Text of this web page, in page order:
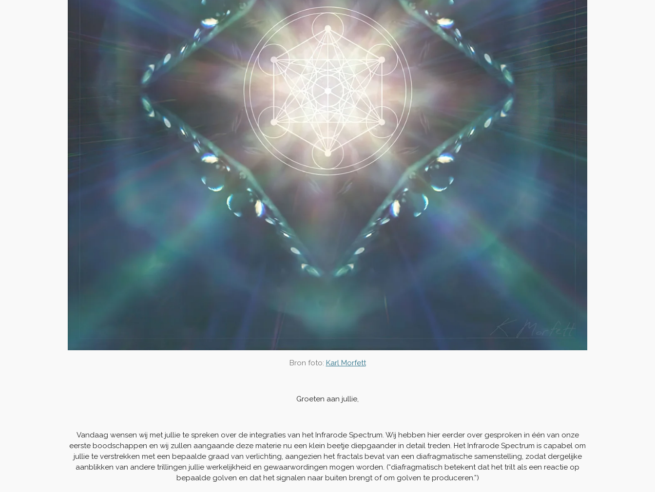
Bron foto: Karl Morfett
Groeten aan jullie,
Vandaag wensen wij met jullie te spreken over de integraties van het Infrarode Spectrum. Wij hebben hier eerder over gesproken in één van onze
eerste boodschappen en wij zullen aangaande deze materie nu een klein beetje diepgaander in detail treden. Het Infrarode Spectrum is capabel om
jullie te verstrekken met een bepaalde graad van verlichting, aangezien het fractals bevat van een diafragmatische samenstelling, zodat dergelijke
aanblikken van andere trillingen jullie werkelijkheid en gewaarwordingen mogen worden. (“diafragmatisch betekent dat het trilt als een reactie op
bepaalde golven en dat het signalen naar buiten brengt of om golven te produceren.”)